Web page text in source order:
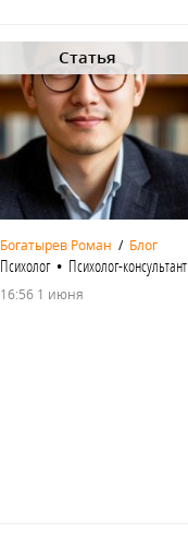
Статья
Богатырев Роман / Блог
Психолог • Психолог-консультант
16:56 1 июня